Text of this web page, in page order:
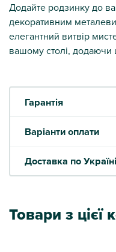
Додайте родзинку до
декоративним
елегантний витвір
вашому столі, додаючи
Гарантія
Варіанти оплати
Доставка по Україні
Товари з цієї